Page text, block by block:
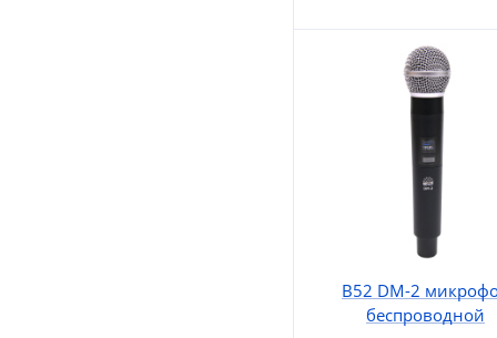
B52 DM-2
беспроводной